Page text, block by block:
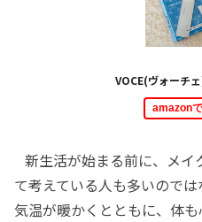
VOCE(ヴォーチ
amazon
新生活が始まる前に、メ
て考えている人も多いのでは
気温が暖かくとともに、体